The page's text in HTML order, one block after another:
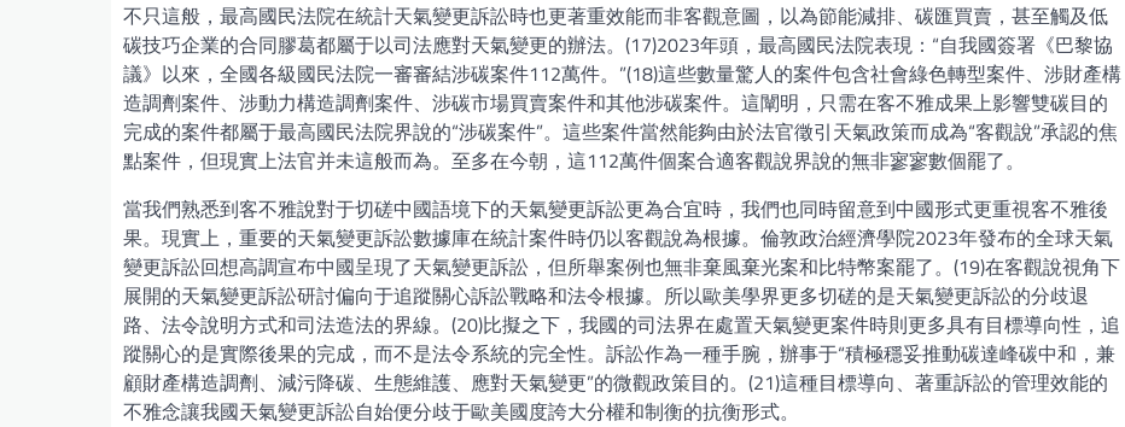
不只這般，最高國民法院在統計天氣變更訴訟時也更著重效能而非客觀意圖，以為節能減排、碳匯買賣，甚至觸及低
碳技巧企業的合同膠葛都屬于以司法應對天氣變更的辦法。(17)2023年頭，最高國民法院表現：“自我國簽署《巴黎協
議》以來，全國各級國民法院一審審結涉碳案件112萬件。”(18)這些數量驚人的案件包含社會綠色轉型案件、涉財產構
造調劑案件、涉動力構造調劑案件、涉碳市場買賣案件和其他涉碳案件。這闡明，只需在客不雅成果上影響雙碳目的
完成的案件都屬于最高國民法院界說的“涉碳案件”。這些案件當然能夠由於法官徵引天氣政策而成為“客觀說”承認的焦
點案件，但現實上法官并未這般而為。至多在今朝，這112萬件個案合適客觀說界說的無非寥寥數個罷了。
當我們熟悉到客不雅說對于切磋中國語境下的天氣變更訴訟更為合宜時，我們也同時留意到中國形式更重視客不雅後
果。現實上，重要的天氣變更訴訟數據庫在統計案件時仍以客觀說為根據。倫敦政治經濟學院2023年發布的全球天氣
變更訴訟回想高調宣布中國呈現了天氣變更訴訟，但所舉案例也無非棄風棄光案和比特幣案罷了。(19)在客觀說視角下
展開的天氣變更訴訟研討偏向于追蹤關心訴訟戰略和法令根據。所以歐美學界更多切磋的是天氣變更訴訟的分歧退
路、法令說明方式和司法造法的界線。(20)比擬之下，我國的司法界在處置天氣變更案件時則更多具有目標導向性，追
蹤關心的是實際後果的完成，而不是法令系統的完全性。訴訟作為一種手腕，辦事于“積極穩妥推動碳達峰碳中和，兼
顧財產構造調劑、減污降碳、生態維護、應對天氣變更”的微觀政策目的。(21)這種目標導向、著重訴訟的管理效能的
不雅念讓我國天氣變更訴訟自始便分歧于歐美國度誇大分權和制衡的抗衡形式。